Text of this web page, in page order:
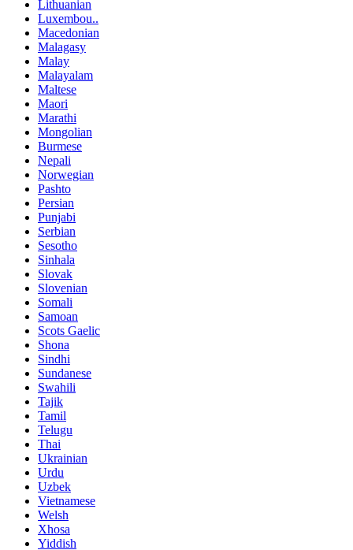
Lithuanian
Luxembou..
Macedonian
Malagasy
Malay
Malayalam
Maltese
Maori
Marathi
Mongolian
Burmese
Nepali
Norwegian
Pashto
Persian
Punjabi
Serbian
Sesotho
Sinhala
Slovak
Slovenian
Somali
Samoan
Scots Gaelic
Shona
Sindhi
Sundanese
Swahili
Tajik
Tamil
Telugu
Thai
Ukrainian
Urdu
Uzbek
Vietnamese
Welsh
Xhosa
Yiddish